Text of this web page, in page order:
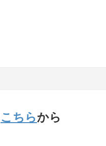
こちらから